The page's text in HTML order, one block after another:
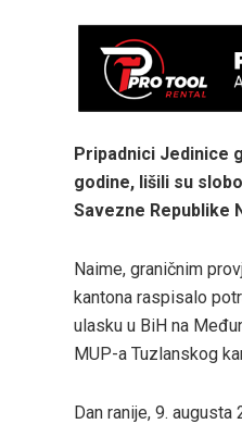
Pripadnici Jedinice
godine, lišili su
Savezne Republike
Naime, graničnim
kantona raspisalo
ulasku u BiH na
MUP-a Tuzlanskog
Dan ranije, 9.